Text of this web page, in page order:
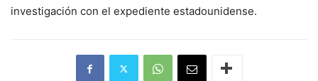
investigación con el expediente estadounidense.